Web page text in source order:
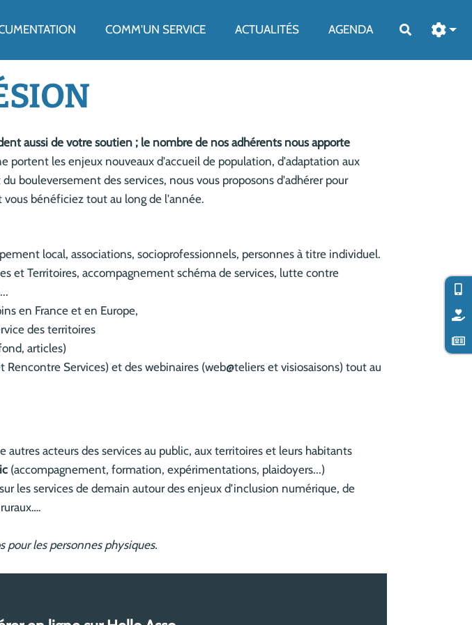
COMM'UN SERVICE ACTUALITÉS AGENDA Rechercher
aussi de votre soutien ; le nombre de nos adhérents nous apporte
portent les enjeux nouveaux d'accueil de population, d'adaptation aux
bouleversement des services, nous vous proposons d'adhérer pour
bénéficiez tout au long de l'année.
local, associations, socioprofessionnels, personnes à titre individuel.
et Territoires, accompagnement schéma de services, lutte contre
en France et en Europe,
des territoires
articles)
Services) et des webinaires (web@teliers et visiosaisons) tout au
autres acteurs des services au public, aux territoires et leurs habitants
(accompagnement, formation, expérimentations, plaidoyers...)
sur les services de demain autour des enjeux d’inclusion numérique, de
les personnes physiques.